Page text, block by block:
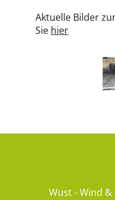
Aktuelle Bilder
Sie hier
Wust - Wind &